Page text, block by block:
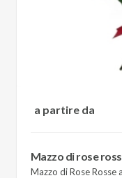
a partire da
Mazzo di rose
Mazzo di Rose